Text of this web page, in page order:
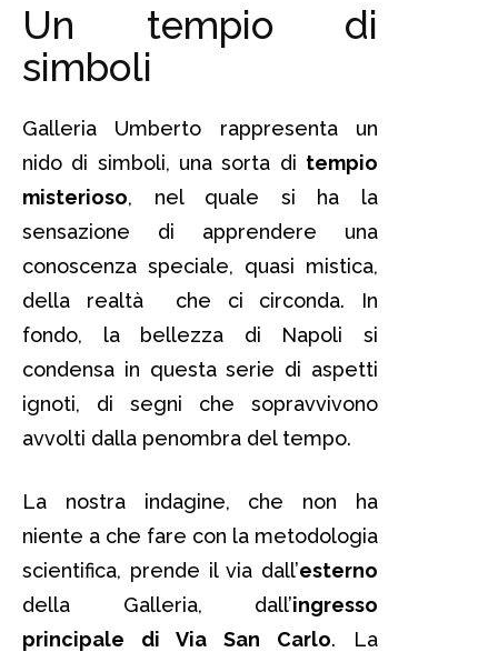
Un tempio di
simboli
Galleria Umberto rappresenta un
nido di simboli, una sorta di tempio
misterioso, nel quale si ha la
sensazione di apprendere una
conoscenza speciale, quasi mistica,
della realtà che ci circonda. In
fondo, la bellezza di Napoli si
condensa in questa serie di aspetti
ignoti, di segni che sopravvivono
avvolti dalla penombra del tempo.
La nostra indagine, che non ha
niente a che fare con la metodologia
scientifica, prende il via dall’esterno
della Galleria, dall’ingresso
principale di Via San Carlo. La